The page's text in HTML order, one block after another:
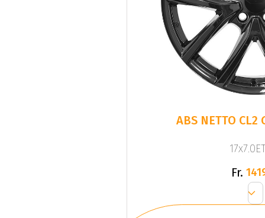
ABS NETTO CL2
Fr.